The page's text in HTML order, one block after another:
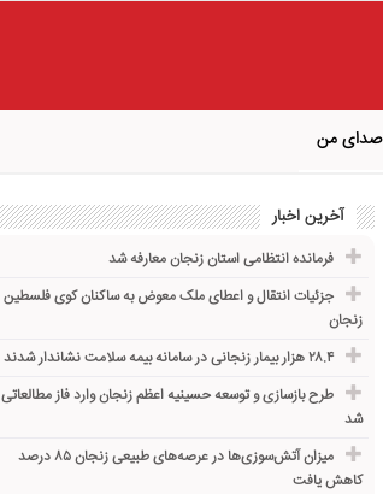
صدای من
آخرین اخبار
فرمانده انتظامی استان زنجان معارفه شد
جزئیات انتقال و اعطای ملک معوض به ساکنان کوی فلسطین
زنجان
۲۸.۴ هزار بیمار زنجانی در سامانه بیمه سلامت نشاندار شدند
طرح بازسازی و توسعه حسینیه اعظم زنجان وارد فاز مطالعاتی
شد
میزان آتش‌سوزی‌ها در عرصه‌های طبیعی زنجان ۸۵ درصد
کاهش یافت